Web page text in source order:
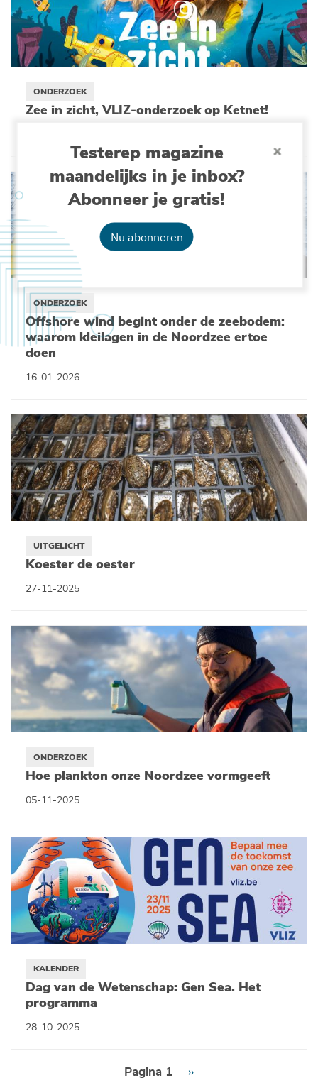
Testerep magazine
maandelijks in je inbox?
Abonneer je gratis!
Nu abonneren
ONDERZOEK
Zee in zicht, VLIZ-onderzoek op Ketnet!
ONDERZOEK
Offshore wind begint onder de zeebodem:
waarom kleilagen in de Noordzee ertoe
doen
16-01-2026
UITGELICHT
Koester de oester
27-11-2025
ONDERZOEK
Hoe plankton onze Noordzee vormgeeft
05-11-2025
KALENDER
Dag van de Wetenschap: Gen Sea. Het
programma
28-10-2025
Pagina 1
Volgende
››